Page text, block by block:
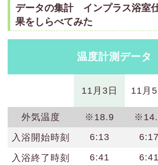
データの集計 インプラス浴室
果をしらべてみた
温度計測データ
11月3日 11月5
外気温度
※18.9
入浴開始時刻 6:13 6:17
入浴終了時刻 6:41 6:41